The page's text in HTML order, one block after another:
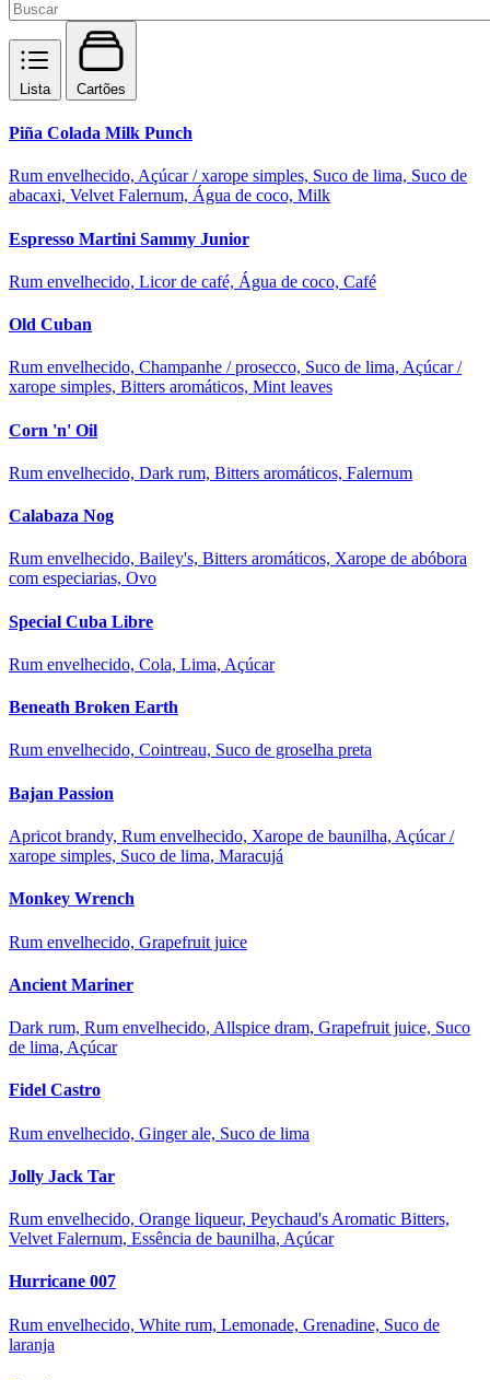
Lista Cartões
Piña Colada Milk Punch
Rum envelhecido, Açúcar / xarope simples, Suco de lima, Suco de
abacaxi, Velvet Falernum, Água de coco, Milk
Espresso Martini Sammy Junior
Rum envelhecido, Licor de café, Água de coco, Café
Old Cuban
Rum envelhecido, Champanhe / prosecco, Suco de lima, Açúcar /
xarope simples, Bitters aromáticos, Mint leaves
Corn 'n' Oil
Rum envelhecido, Dark rum, Bitters aromáticos, Falernum
Calabaza Nog
Rum envelhecido, Bailey's, Bitters aromáticos, Xarope de abóbora
com especiarias, Ovo
Special Cuba Libre
Rum envelhecido, Cola, Lima, Açúcar
Beneath Broken Earth
Rum envelhecido, Cointreau, Suco de groselha preta
Bajan Passion
Apricot brandy, Rum envelhecido, Xarope de baunilha, Açúcar /
xarope simples, Suco de lima, Maracujá
Monkey Wrench
Rum envelhecido, Grapefruit juice
Ancient Mariner
Dark rum, Rum envelhecido, Allspice dram, Grapefruit juice, Suco
de lima, Açúcar
Fidel Castro
Rum envelhecido, Ginger ale, Suco de lima
Jolly Jack Tar
Rum envelhecido, Orange liqueur, Peychaud's Aromatic Bitters,
Velvet Falernum, Essência de baunilha, Açúcar
Hurricane 007
Rum envelhecido, White rum, Lemonade, Grenadine, Suco de
laranja